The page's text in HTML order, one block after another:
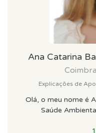
Ana Catarina
Explicações de
Olá, o meu nome é
Saúde